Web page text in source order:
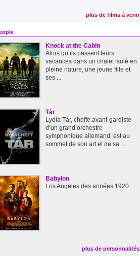
plus de films à venir
Knock at the Cabin
Alors qu’ils passent leurs
vacances dans un chalet isolé en
pleine nature, une jeune fille et
ses ...
Tár
Lydia Tár, cheffe avant-gardiste
d’un grand orchestre
symphonique allemand, est au
sommet de son art et de sa ...
Babylon
Los Angeles des années 1920 ...
plus de personnalités